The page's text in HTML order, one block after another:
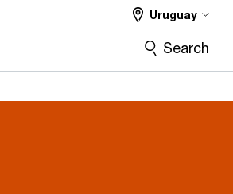
Uruguay
Search